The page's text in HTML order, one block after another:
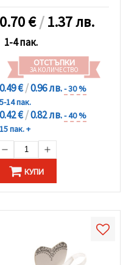
0.70€/1.37 лв.
1-4 пак.
ОТСТЪПКИ
ЗА КОЛИЧЕСТВО
0.49 €/0.96 лв.- 30 %
5-14 пак.
0.42 €/0.82 лв.- 40 %
15 пак. +
КУПИ